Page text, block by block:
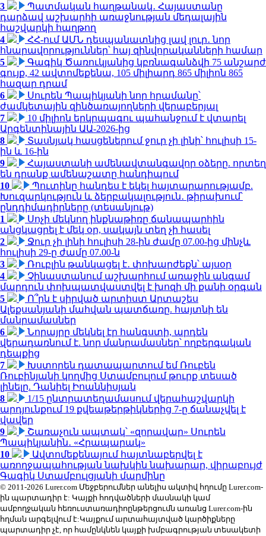
3
Պատմական հաղթանակ․ Հայաստանը
դարձավ աշխարհի առաջնության մեդալային
հաշվարկի հաղթող
4
ՀՀ-ում ԱՄՆ դեսպանատնից լավ լուր․ նոր
հնարավորություններ՝ հայ զինվորականների համար
5
Գագիկ Ծառուկյանից կբռնագանձվի 75 անշարժ
գույք, 42 ավտոմեքենա, 105 միլիարդ 865 միլիոն 865
հազար դրամ
6
Սուրեն Պապիկյանի նոր հրամանը՝
ժամկետային զինծառայողների վերաբերյալ
7
10 միլիոն երկրպագու պահանջում է վտարել
Արգենտինային ԱԱ-2026-ից
8
Տասնյակ հասցեներում ջուր չի լինի՝ հուլիսի 15-
ին և 16-ին
9
Հայաստանի ամենավտանգավոր օձերը. որտեղ
են դրանք ամենաշատը հանդիպում
10
Պուտինը հանդես է եկել հայտարարությամբ.
Խուզարկություն և ձերբակալություն․ թիրախում՝
ընդդիմադիրները (տեսանյութ)
1
Սոչի մեկնող ինքնաթիռը ճանապարհին
անցկացրել է մեկ օր, սակայն տեղ չի հասել
2
Ջուր չի լինի հուլիսի 28-ին ժամը 07.00-ից մինչև
հուլիսի 29-ը ժամը 07.00-ն
3
Ռուբլին թանկացել է․ փոխարժեքն՝ այսօր
4
Չինաստանում աշխարհում առաջին անգամ
մարդուն փոխպատվաստվել է խոզի մի քանի օրգան
5
Ո՞րն է սիրված արտիստ Արտաշես
Ալեքսանյանի մահվան պատճառը. հայտնի են
մանրամասներ
6
Նորայրը մեկնել էր հանգստի, արդեն
վերադառնում է. նոր մանրամասներ՝ ողբերգական
դեպքից
7
Խստորեն դատապարտում եմ Ռուբեն
Ռուբինյանի կողմից Ստամբուլում թուրք տեսած
լինելը. Դանիել Իոաննիսյան
8
1/15 ընտրատեղամասում վերահաշվարկի
արդյունքում 19 քվեաթերթիկներից 7-ը ճանաչվել է
վավեր
9
Շառաչուն ապտակ՝ «զորավար» Սուրեն
Պապիկյանին․ «Հրապարակ»
10
Ավտոմեքենայում հայտնաբերվել է
առողջապահության նախկին նախարար, վիրաբույժ
Գագիկ Ստամբուլցյանի մարմինը
© 2011-2026 Lurer.com Մեջբերումներ անելիս ակտիվ հղումը Lurer.com-
ին պարտադիր է: Կայքի հոդվածների մասնակի կամ
ամբողջական հեռուստառադիոընթերցումն առանց Lurer.com-ին
հղման արգելվում է:Կայքում արտահայտված կարծիքները
պարտադիր չէ, որ համընկնեն կայքի խմբագրության տեսակետի